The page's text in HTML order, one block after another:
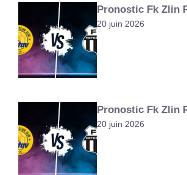
Pronostic Fk Zlin
20 juin 2026
Pronostic Fk Zlin
20 juin 2026